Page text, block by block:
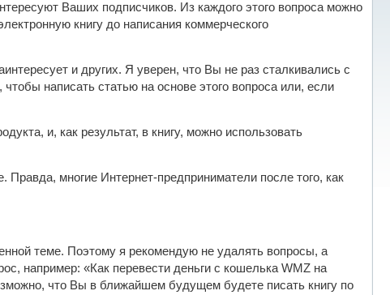
Ваших подписчиков. Из каждого этого вопроса можно
книгу до написания коммерческого
и других. Я уверен, что Вы не раз сталкивались с
написать статью на основе этого вопроса или, если
и, как результат, в книгу, можно использовать
многие Интернет-предприниматели после того, как
теме. Поэтому я рекомендую не удалять вопросы, а
например: «Как перевести деньги с кошелька WMZ на
что Вы в ближайшем будущем будете писать книгу по